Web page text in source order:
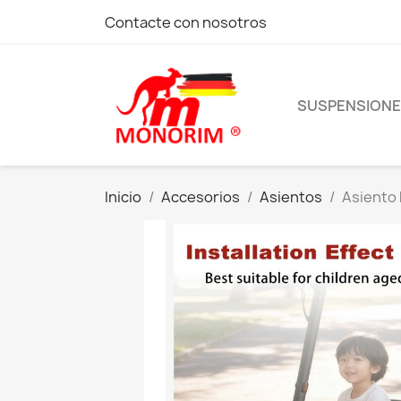
Contacte con nosotros
Inicio Accesorios Asientos Asiento